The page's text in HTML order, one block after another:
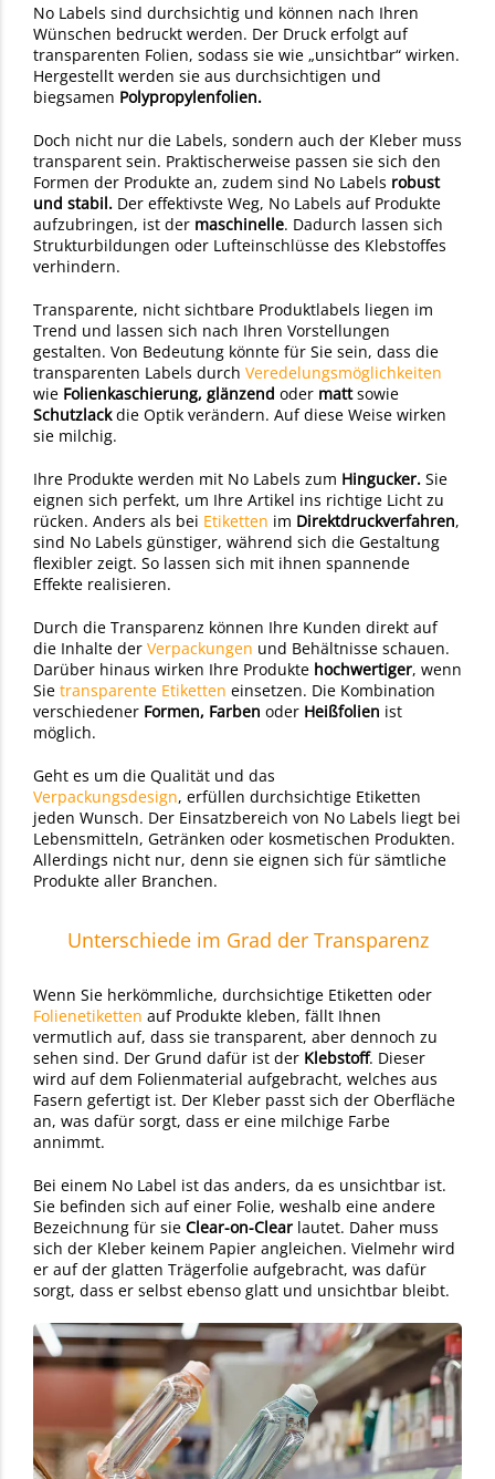
No Labels sind durchsichtig und können nach Ihren
Wünschen bedruckt werden. Der Druck erfolgt auf
transparenten Folien, sodass sie wie „unsichtbar“ wirken.
Hergestellt werden sie aus durchsichtigen und
biegsamen Polypropylenfolien.
Doch nicht nur die Labels, sondern auch der Kleber muss
transparent sein. Praktischerweise passen sie sich den
Formen der Produkte an, zudem sind No Labels robust
und stabil. Der effektivste Weg, No Labels auf Produkte
aufzubringen, ist der maschinelle. Dadurch lassen sich
Strukturbildungen oder Lufteinschlüsse des Klebstoffes
verhindern.
Transparente, nicht sichtbare Produktlabels liegen im
Trend und lassen sich nach Ihren Vorstellungen
gestalten. Von Bedeutung könnte für Sie sein, dass die
transparenten Labels durch Veredelungsmöglichkeiten
wie Folienkaschierung, glänzend oder mattsowie
Schutzlackdie Optik verändern. Auf diese Weise wirken
sie milchig.
Ihre Produkte werden mit No Labels zum Hingucker. Sie
eignen sich perfekt, um Ihre Artikel ins richtige Licht zu
rücken. Anders als bei Etiketten im Direktdruckverfahren,
sind No Labels günstiger, während sich die Gestaltung
flexibler zeigt. So lassen sich mit ihnen spannende
Effekte realisieren.
Durch die Transparenz können Ihre Kunden direkt auf
die Inhalte der Verpackungen und Behältnisse schauen.
Darüber hinaus wirken Ihre Produkte hochwertiger, wenn
Sie transparente Etiketten einsetzen. Die Kombination
verschiedener Formen, Farben oder Heißfolien ist
möglich.
Geht es um die Qualität und das
Verpackungsdesign, erfüllen durchsichtige Etiketten
jeden Wunsch. Der Einsatzbereich von No Labels liegt bei
Lebensmitteln, Getränken oder kosmetischen Produkten.
Allerdings nicht nur, denn sie eignen sich für sämtliche
Produkte aller Branchen.
Unterschiede im Grad der Transparenz
Wenn Sie herkömmliche, durchsichtige Etiketten oder
Folienetiketten auf Produkte kleben, fällt Ihnen
vermutlich auf, dass sie transparent, aber dennoch zu
sehen sind. Der Grund dafür ist der Klebstoff. Dieser
wird auf dem Folienmaterial aufgebracht, welches aus
Fasern gefertigt ist. Der Kleber passt sich der Oberfläche
an, was dafür sorgt, dass er eine milchige Farbe
annimmt.
Bei einem No Label ist das anders, da es unsichtbar ist.
Sie befinden sich auf einer Folie, weshalb eine andere
Bezeichnung für sie Clear-on-Clear lautet. Daher muss
sich der Kleber keinem Papier angleichen. Vielmehr wird
er auf der glatten Trägerfolie aufgebracht, was dafür
sorgt, dass er selbst ebenso glatt und unsichtbar bleibt.